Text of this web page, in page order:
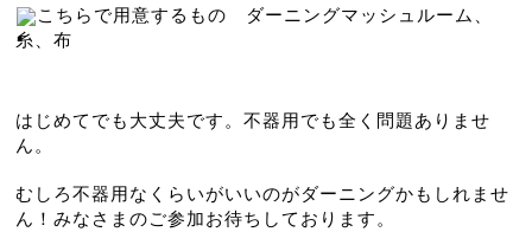
こちらで用意するもの　ダーニングマッシュルーム、
糸、布
はじめてでも大丈夫です。不器用でも全く問題ありませ
ん。
むしろ不器用なくらいがいいのがダーニングかもしれませ
ん！みなさまのご参加お待ちしております。